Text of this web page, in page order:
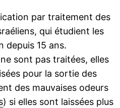
par traitement des
qui étudient les
depuis 15 ans.
sont pas traitées, elles
pour la sortie des
des mauvaises odeurs
) si elles sont laissées plus